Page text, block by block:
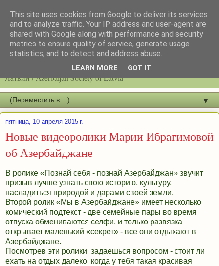
Latvijas azerbaidžāņu biedrību / Общество азербайджанцев
Латвии / Azerbaijan Society of Latvia
▼
пятница, 10 апреля 2015 г.
Новые видеоролики Марии Ибрагимовой
об Азербайджане
В ролике «Познай себя - познай Азербайджан» звучит
призыв лучше узнать свою историю, культуру,
насладиться природой и дарами своей земли.
Второй ролик «Мы в Азербайджане» имеет несколько
комический подтекст - две семейные пары во время
отпуска обмениваются селфи, и только развязка
открывает маленький «секрет» - все они отдыхают в
Азербайджане.
Посмотрев эти ролики, задаешься вопросом - стоит ли
ехать на отдых далеко, когда у тебя такая красивая
This site uses cookies from Google to deliver its services
and to analyze traffic. Your IP address and user-agent are
shared with Google along with performance and security
metrics to ensure quality of service, generate usage
statistics, and to detect and address abuse.
LEARN MORE GOT IT